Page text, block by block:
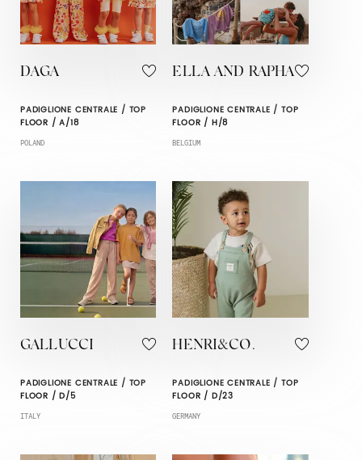
DAGA
PADIGLIONE CENTRALE / TOP
FLOOR / A/18
POLAND
ELLA AND RAPHA
PADIGLIONE CENTRALE / TOP
FLOOR / H/8
BELGIUM
GALLUCCI
PADIGLIONE CENTRALE / TOP
FLOOR / D/5
ITALY
HENRI&CO.
PADIGLIONE CENTRALE / TOP
FLOOR / D/23
GERMANY